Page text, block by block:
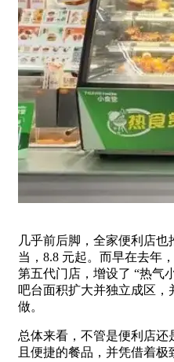
几乎前后脚，全家便利店也
当，8.8 元起。而早在去年
第五代门店，增设了 “热气
吧台面积扩大并独立成区
做。
总体来看，不管是便利店
且便捷的餐品，并凭借着